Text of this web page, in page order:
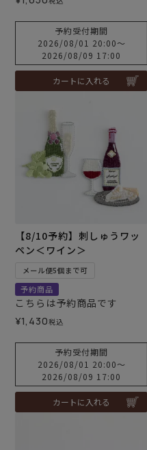
予約受付期間
2026/08/01 20:00〜
2026/08/09 17:00
カートに入れる
【8/10予約】刺しゅうワッ
ペン＜ワイン＞
メール便5個まで可
予約商品
こちらは予約商品です
¥1,430税込
予約受付期間
2026/08/01 20:00〜
2026/08/09 17:00
カートに入れる